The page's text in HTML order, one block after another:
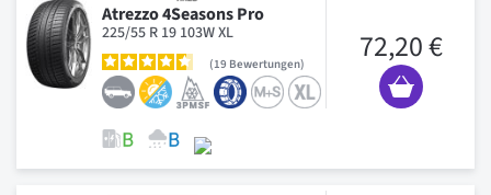
Atrezzo 4Seasons Pro
225/55 R 19 103W XL
19 Bewertungen 72,20 €